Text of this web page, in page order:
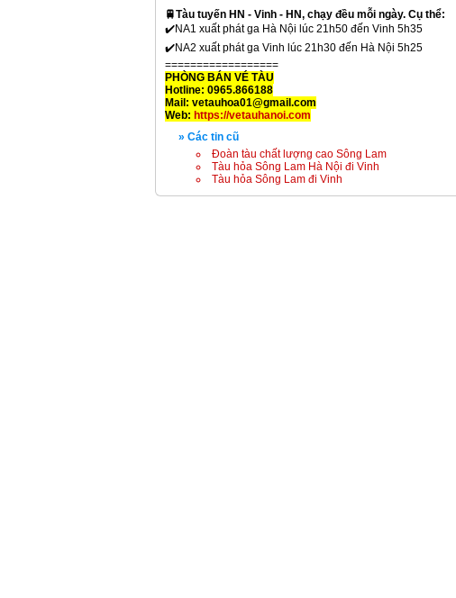
🚆Tàu tuyến HN - Vinh - HN, chạy đều mỗi ngày. Cụ thể:
✔️NA1 xuất phát ga Hà Nội lúc 21h50 đến Vinh 5h35
✔️NA2 xuất phát ga Vinh lúc 21h30 đến Hà Nội 5h25
==================
PHÒNG BÁN VÉ TÀU
Hotline: 0965.866188
Mail: vetauhoa01@gmail.com
Web: https://vetauhanoi.com
» Các tin cũ
Đoàn tàu chất lượng cao Sông Lam
Tàu hỏa Sông Lam Hà Nội đi Vinh
Tàu hỏa Sông Lam đi Vinh